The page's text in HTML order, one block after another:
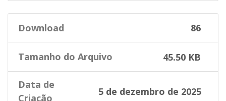
Download 86
Tamanho do Arquivo 45.50 KB
Data de
Criação
5 de dezembro de 2025